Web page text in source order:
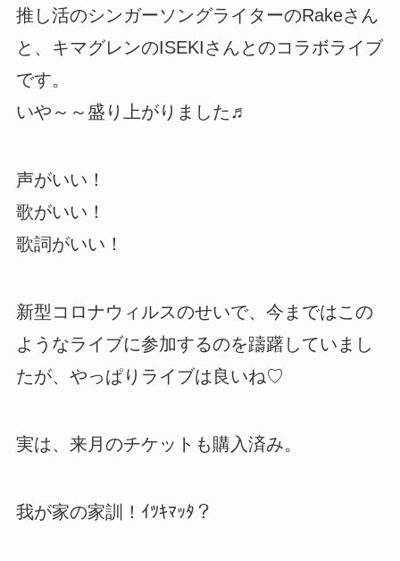
推し活のシンガーソングライターのRakeさん
と、キマグレンのISEKIさんとのコラボライブ
です。
いや～～盛り上がりました♬
声がいい！
歌がいい！
歌詞がいい！
新型コロナウィルスのせいで、今まではこの
ようなライブに参加するのを躊躇していまし
たが、やっぱりライブは良いね♡
実は、来月のチケットも購入済み。
我が家の家訓！ｲﾂｷﾏｯﾀ？